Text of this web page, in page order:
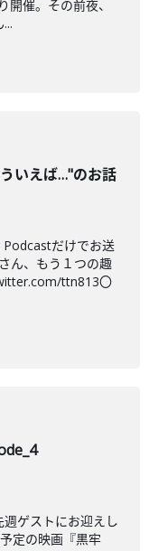
開催。その前夜、
いえば…"のお話
Podcastだけでお送
ん、もう１つの趣
ttn813〇
ゲストにお迎えし
定の映画『黒牢